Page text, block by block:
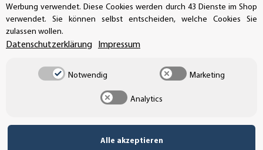
SSL-Verschlüsselung
Werbung verwendet. Diese Cookies werden durch 43 Dienste im Shop
verwendet. Sie können selbst entscheiden, welche Cookies Sie
zulassen wollen.
Datenschutzerklärung Impressum
Notwendig Marketing
Analytics
Alle akzeptieren